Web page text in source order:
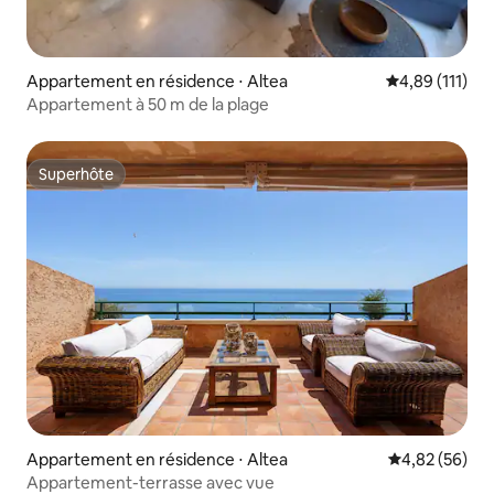
Appartement en résidence ⋅ Altea Évaluation
4,89 (111)
Appartement à 50 m de la plage
Superhôte
Superhôte
Appartement en résidence ⋅ Altea Évaluation
4,82 (56)
Appartement-terrasse avec vue